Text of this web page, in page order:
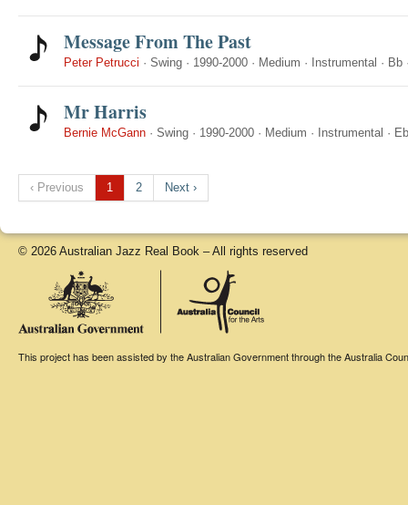
Message From The Past
Peter Petrucci · Swing · 1990-2000 · Medium · Instrumental · Bb
Mr Harris
Bernie McGann · Swing · 1990-2000 · Medium · Instrumental · Eb
‹ Previous 1 2 Next ›
© 2026 Australian Jazz Real Book – All rights reserved
This project has been assisted by the Australian Government through the Australia